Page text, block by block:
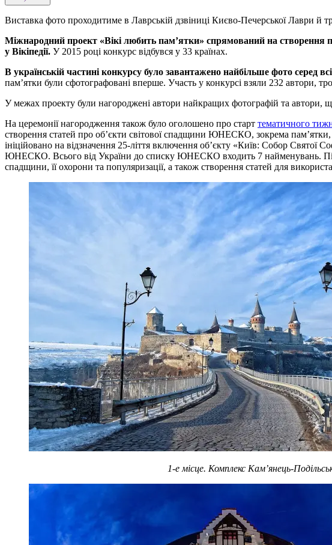
Виставка фото проходитиме в Лаврській дзвіниці Києво-Печерської Лаври й
Міжнародний проект «Вікі любить пам’ятки» спрямований на створення
у Вікіпедії. У 2015 році конкурс відбувся у 33 країнах.
В українській частині конкурсу було завантажено найбільше фото серед
пам’ятки були сфотографовані вперше. Участь у конкурсі взяли 232 автори,
У межах проекту були нагороджені автори найкращих фотографій та автори,
На церемонії нагородження також було оголошено про старт тематичного
створення статей про об’єкти світової спадщини ЮНЕСКО, зокрема
ініційовано на відзначення 25-ліття включення об’єкту «Київ: Собор
ЮНЕСКО. Всього від України до списку ЮНЕСКО входить 7 найменувань.
спадщини, її охорони та популяризації, а також створення статей для
1-е місце. Комплекс Кам’янець-